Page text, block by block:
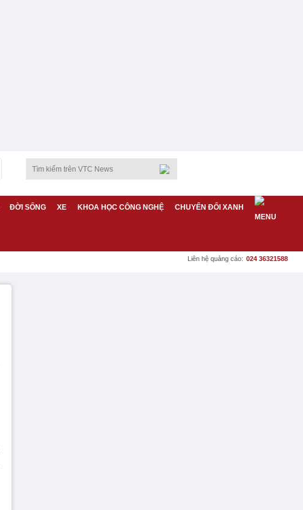
ĐỜI SỐNG XE KHOA HỌC CÔNG NGHỆ CHUYỂN ĐỔI XANH
Liên hệ quảng cáo: 024 36321588